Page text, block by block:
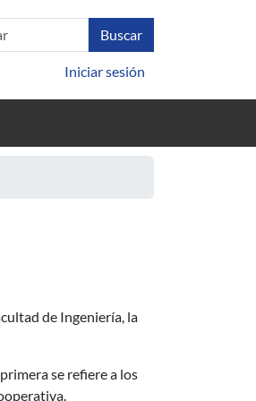
Iniciar sesión
de Ingeniería, la
se refiere a los